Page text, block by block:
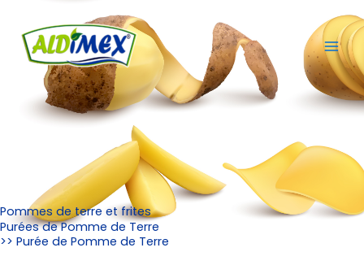
contenu
Pommes de terre et frites
Purées de Pomme de Terre
>> Purée de Pomme de Terre